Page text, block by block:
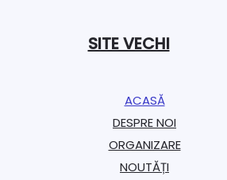
SITE VECHI
ACASĂ
DESPRE NOI
ORGANIZARE​
NOUTĂȚI